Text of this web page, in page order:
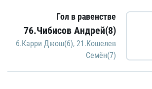
Гол в равенстве
76.Чибисов Андрей(8)
6.Карри Джош(6), 21.Кошелев
Семён(7)